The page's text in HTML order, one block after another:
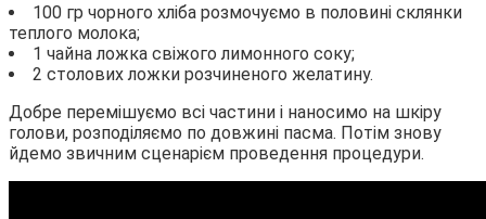
100 гр чорного хліба розмочуємо в половині склянки
теплого молока;
1 чайна ложка свіжого лимонного соку;
2 столових ложки розчиненого желатину.
Добре перемішуємо всі частини і наносимо на шкіру
голови, розподіляємо по довжині пасма. Потім знову
йдемо звичним сценарієм проведення процедури.